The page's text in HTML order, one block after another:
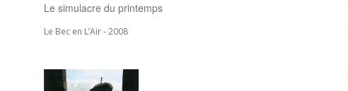
Le simulacre du printemps
Le Bec en L’Air - 2008